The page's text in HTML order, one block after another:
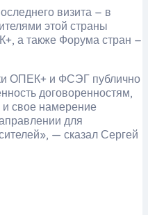
визита – в
этой страны
а также Форума стран –
ОПЕК+ и ФСЭГ публично
договоренностям,
и свое намерение
для
— сказал Сергей